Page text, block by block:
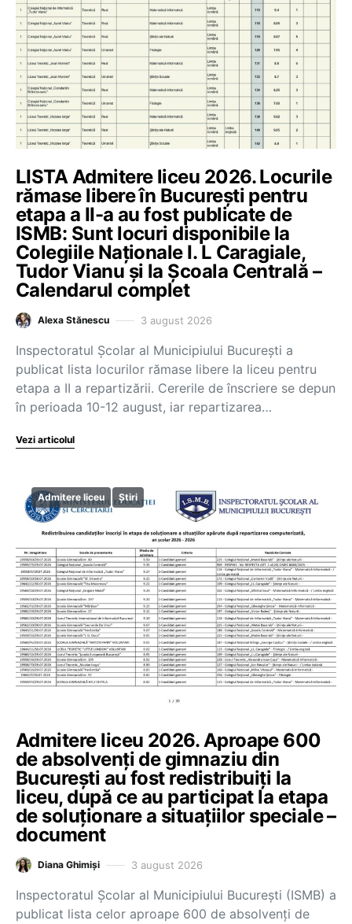
LISTA Admitere liceu 2026. Locurile
rămase libere în București pentru
etapa a II-a au fost publicate de
ISMB: Sunt locuri disponibile la
Colegiile Naționale I. L Caragiale,
Tudor Vianu și la Școala Centrală –
Calendarul complet
Alexa Stănescu 3 august 2026
Inspectoratul Școlar al Municipiului București a
publicat lista locurilor rămase libere la liceu pentru
etapa a II a repartizării. Cererile de înscriere se depun
în perioada 10-12 august, iar repartizarea…
Vezi articolul
Admitere liceu Știri
Admitere liceu 2026. Aproape 600
de absolvenți de gimnaziu din
București au fost redistribuiți la
liceu, după ce au participat la etapa
de soluționare a situațiilor speciale –
document
Diana Ghimiși 3 august 2026
Inspectoratul Școlar al Municipiului București (ISMB) a
publicat lista celor aproape 600 de absolvenți de